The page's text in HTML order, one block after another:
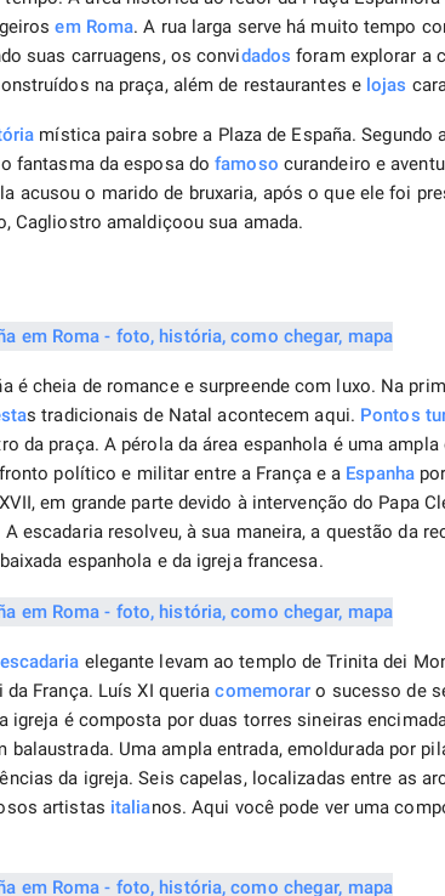
em Roma. A rua larga serve há muito tempo
suas carruagens, os convidados foram explorar a
na praça, além de restaurantes e lojas
mística paira sobre a Plaza de España.
fantasma da esposa dofamoso curandeiro e
acusou o marido de bruxaria, após o que ele foi
Cagliostro amaldiçoou sua amada.
é cheia de romance e surpreende com luxo. Na
s tradicionais de Natal acontecem aqui. Pontos
da praça. A pérola da área espanhola é uma
político e militar entre a França e a Espanha
em grande parte devido à intervenção do Papa
A escadaria resolveu, à sua maneira, a questão da
espanhola e da igreja francesa.
escadaria elegante levam ao templo de Trinita dei
da França. Luís XI queriacomemorar o sucesso de
igreja é composta por duas torres sineiras
balaustrada. Uma ampla entrada, emoldurada por
da igreja. Seis capelas, localizadas entre as
artistas italianos. Aqui você pode ver uma